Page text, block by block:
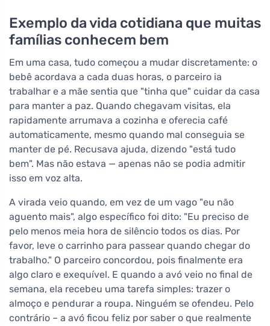
Exemplo da vida cotidiana que muitas
famílias conhecem bem
Em uma casa, tudo começou a mudar discretamente: o
bebê acordava a cada duas horas, o parceiro ia
trabalhar e a mãe sentia que "tinha que" cuidar da casa
para manter a paz. Quando chegavam visitas, ela
rapidamente arrumava a cozinha e oferecia café
automaticamente, mesmo quando mal conseguia se
manter de pé. Recusava ajuda, dizendo "está tudo
bem". Mas não estava — apenas não se podia admitir
isso em voz alta.
A virada veio quando, em vez de um vago "eu não
aguento mais", algo específico foi dito: "Eu preciso de
pelo menos meia hora de silêncio todos os dias. Por
favor, leve o carrinho para passear quando chegar do
trabalho." O parceiro concordou, pois finalmente era
algo claro e exequível. E quando a avó veio no final de
semana, ela recebeu uma tarefa simples: trazer o
almoço e pendurar a roupa. Ninguém se ofendeu. Pelo
contrário – a avó ficou feliz por saber o que realmente